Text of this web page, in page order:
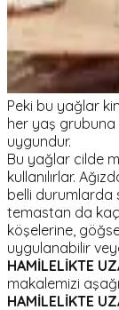
Peki bu yağlar
her yaş grubuna
uygundur.
Bu yağlar cilde
kullanılırlar.
belli durumlarda
temastan da
köşelerine,
uygulanabilir
HAMİLELİKTE
makalemizi
HAMİLELİKTE